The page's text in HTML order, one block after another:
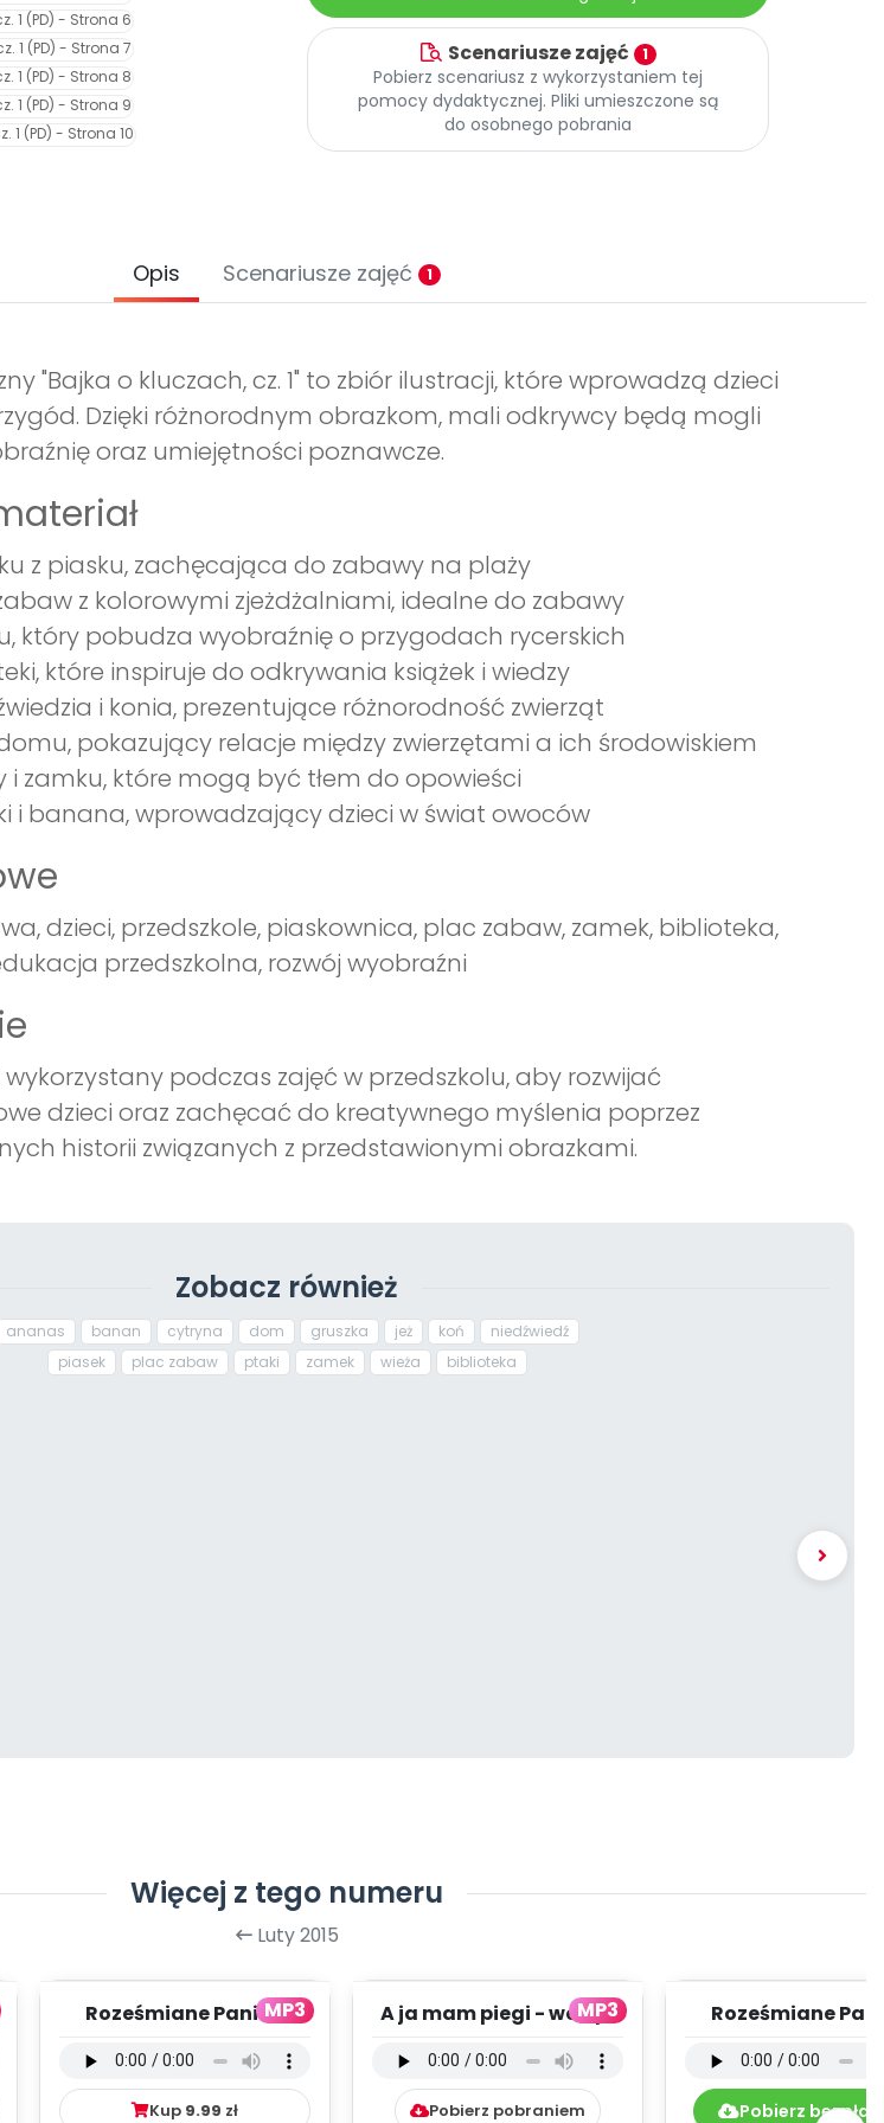
Scenariusze zajęć 1
Pobierz scenariusz z wykorzystaniem tej
pomocy dydaktycznej. Pliki umieszczone są
do osobnego pobrania
Opis Scenariusze zajęć 1
"Bajka o kluczach, cz. 1" to zbiór ilustracji, które wprowadzą dzieci
Dzięki różnorodnym obrazkom, mali odkrywcy będą mogli
oraz umiejętności poznawcze.
z piasku, zachęcająca do zabawy na plaży
z kolorowymi zjeżdżalniami, idealne do zabawy
który pobudza wyobraźnię o przygodach rycerskich
które inspiruje do odkrywania książek i wiedzy
i konia, prezentujące różnorodność zwierząt
pokazujący relacje między zwierzętami a ich środowiskiem
i zamku, które mogą być tłem do opowieści
i banana, wprowadzający dzieci w świat owoców
dzieci, przedszkole, piaskownica, plac zabaw, zamek, biblioteka,
przedszkolna, rozwój wyobraźni
podczas zajęć w przedszkolu, aby rozwijać
dzieci oraz zachęcać do kreatywnego myślenia poprzez
historii związanych z przedstawionymi obrazkami.
Zobacz również
ananas banan cytryna dom gruszka jeż koń
niedźwiedź
piasek
plac zabaw ptaki zamek wieża biblioteka
Więcej z tego numeru
Luty 2015
MP3
Roześmiane Panie -
mp3)
Kup 9.99 zł
MP3
A ja mam piegi - wersja
mp3)
Pobierz pobraniem
Roześmiane
(PD, mp3)
Pobierz